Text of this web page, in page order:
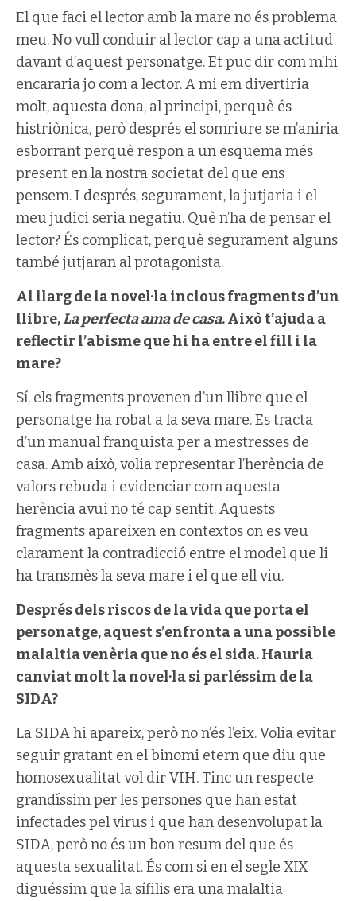
El que faci el lector amb la mare no és problema
meu. No vull conduir al lector cap a una actitud
davant d’aquest personatge. Et puc dir com m’hi
encararia jo com a lector. A mi em divertiria
molt, aquesta dona, al principi, perquè és
histriònica, però després el somriure se m’aniria
esborrant perquè respon a un esquema més
present en la nostra societat del que ens
pensem. I després, segurament, la jutjaria i el
meu judici seria negatiu. Què n’ha de pensar el
lector? És complicat, perquè segurament alguns
també jutjaran al protagonista.
Al llarg de la novel·la inclous fragments d’un
llibre,La perfecta ama de casa. Això t’ajuda a
reflectir l’abisme que hi ha entre el fill i la
mare?
Sí, els fragments provenen d’un llibre que el
personatge ha robat a la seva mare. Es tracta
d’un manual franquista per a mestresses de
casa. Amb això, volia representar l’herència de
valors rebuda i evidenciar com aquesta
herència avui no té cap sentit. Aquests
fragments apareixen en contextos on es veu
clarament la contradicció entre el model que li
ha transmès la seva mare i el que ell viu.
Després dels riscos de la vida que porta el
personatge, aquest s’enfronta a una possible
malaltia venèria que no és el sida. Hauria
canviat molt la novel·la si parléssim de la
SIDA?
La SIDA hi apareix, però no n’és l’eix. Volia evitar
seguir gratant en el binomi etern que diu que
homosexualitat vol dir VIH. Tinc un respecte
grandíssim per les persones que han estat
infectades pel virus i que han desenvolupat la
SIDA, però no és un bon resum del que és
aquesta sexualitat. És com si en el segle XIX
diguéssim que la sífilis era una malaltia